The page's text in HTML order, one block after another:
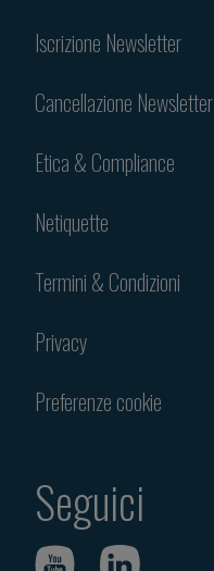
Iscrizione Newsletter
Cancellazione Newsletter
Etica & Compliance
Netiquette
Termini & Condizioni
Privacy
Preferenze cookie
Seguici